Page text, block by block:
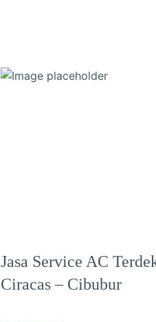
Jasa Service AC
Ciracas – Cibubur